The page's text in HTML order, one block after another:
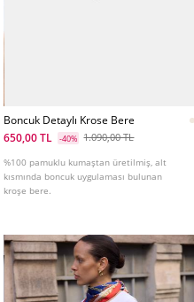
Boncuk Detaylı Krose Bere
650,00 TL
-40% 1.090,00 TL
%100 pamuklu kumaştan üretilmiş, alt
kısmında boncuk uygulaması bulunan
kroşe bere.